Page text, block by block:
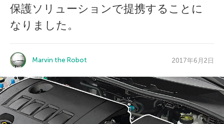
保護ソリューションで提携することに
なりました。
Marvin the Robot 2017年6月2日